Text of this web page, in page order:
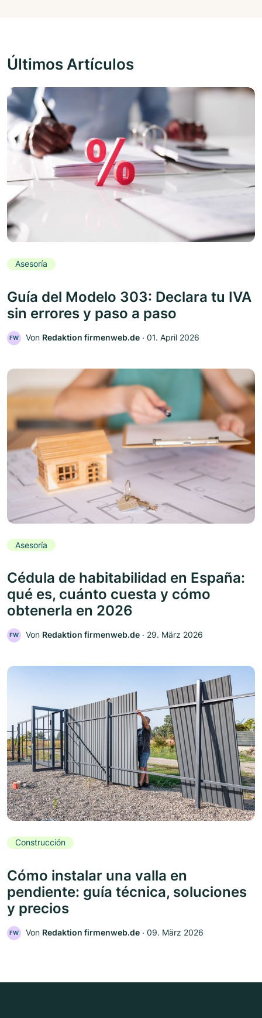
Últimos Artículos
Asesoría
Guía del Modelo 303: Declara tu IVA
sin errores y paso a paso
FW Von Redaktion firmenweb.de ‧ 01. April 2026
Asesoría
Cédula de habitabilidad en España:
qué es, cuánto cuesta y cómo
obtenerla en 2026
FW Von Redaktion firmenweb.de ‧ 29. März 2026
Construcción
Cómo instalar una valla en
pendiente: guía técnica, soluciones
y precios
FW Von Redaktion firmenweb.de ‧ 09. März 2026